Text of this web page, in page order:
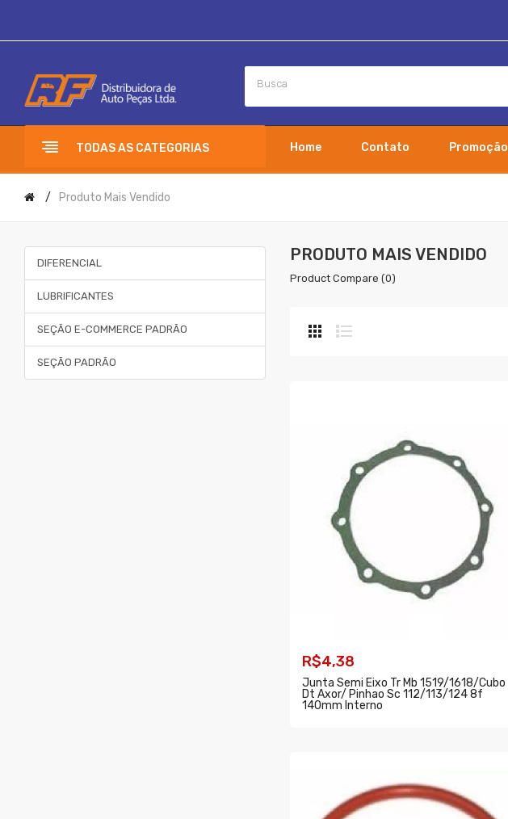
TODAS AS CATEGORIAS Home Contato Promoção
Produto Mais Vendido
DIFERENCIAL
LUBRIFICANTES
SEÇÃO E-COMMERCE PADRÃO
SEÇÃO PADRÃO
PRODUTO MAIS VENDIDO
Product Compare (0)
R$4,38
Junta Semi Eixo Tr Mb 1519/1618/cubo
Dt Axor/ Pinhao Sc 112/113/124 8f
140mm Interno